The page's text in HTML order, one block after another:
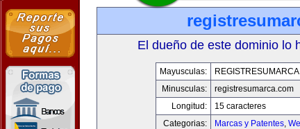
El dueño de este dominio lo
Mayusculas:
Minusculas:
registresumarca.com
Longitud:
15 caracteres
Categorias:
Marcas y Patentes,